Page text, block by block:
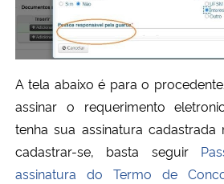
A tela abaixo é para o
assinar o requerimento
tenha sua assinatura cadastrada
cadastrar-se, basta seguir
assinatura do Termo de